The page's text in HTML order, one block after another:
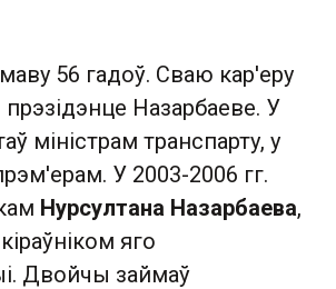
56 гадоў. Сваю кар'еру
Назарбаеве. У
міністрам транспарту, у
У 2003-2006 гг.
Нурсултана Назарбаева,
яго
Двойчы займаў